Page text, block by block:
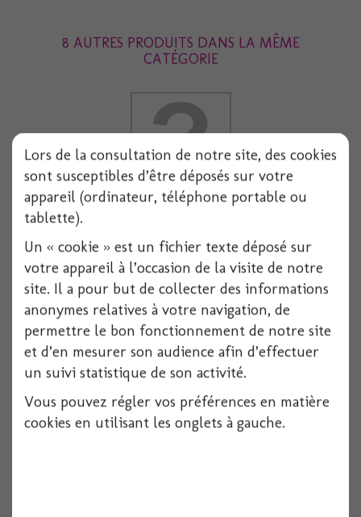
8 AUTRES PRODUITS DANS LA MÊME
CATÉGORIE
1 pièces
Voir
Lors de la consultation de notre site, des cookies
sont susceptibles d’être déposés sur votre
appareil (ordinateur, téléphone portable ou
tablette).
Un « cookie » est un fichier texte déposé sur
votre appareil à l’occasion de la visite de notre
site. Il a pour but de collecter des informations
anonymes relatives à votre navigation, de
permettre le bon fonctionnement de notre site
et d’en mesurer son audience afin d’effectuer
un suivi statistique de son activité.
Vous pouvez régler vos préférences en matière
cookies en utilisant les onglets à gauche.